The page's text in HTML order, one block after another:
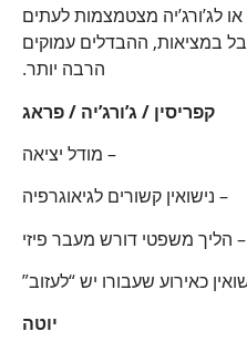
לג’ורג’יה מצטמצמות לעתים
במציאות, ההבדלים עמוקים
הרבה יותר.
קפריסין / ג’ורג’יה / פראג
– מודל יציאה
– נישואין קשורים לגיאוגרפיה
הליך משפטי דורש מעבר פיזי
כאירוע שעבורו יש “לעזוב”
יוטה